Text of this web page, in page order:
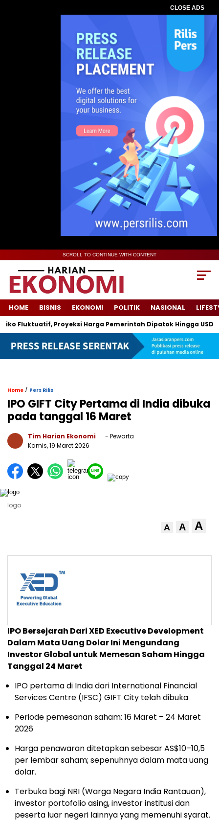
CLOSE ADS
SCROLL TO CONTINUE WITH CONTENT
HOME BISNIS EKONOMI POLITIK NASIONAL
Proyeksi Harga Pemerintah Dipatok Hingga USD 94
Home / Pers Rilis
IPO GIFT City Pertama di India dibuka
pada tanggal 16 Maret
Tim Harian Ekonomi
- Pewarta
Kamis, 19 Maret 2026
logo
A A A
IPO Bersejarah Dari XED Executive Development
Dalam Mata Uang Dolar Ini Mengundang
Investor Global untuk Memesan Saham Hingga
Tanggal 24 Maret
IPO pertama di India dari International Financial
Services Centre (IFSC) GIFT City telah dibuka
Periode pemesanan saham: 16 Maret – 24 Maret
2026
Harga penawaran ditetapkan sebesar AS$10–10,5
per lembar saham; sepenuhnya dalam mata uang
dolar.
Terbuka bagi NRI (Warga Negara India Rantauan),
investor portofolio asing, investor institusi dan
peserta luar negeri lainnya yang memenuhi syarat.